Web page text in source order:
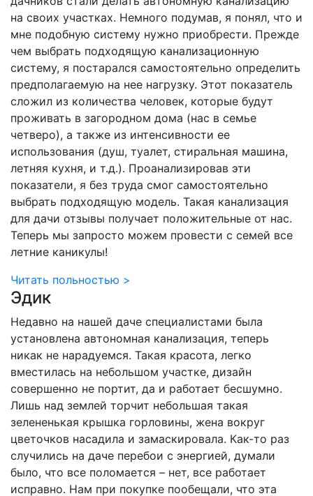
на своих участках. Немного подумав, я понял, что и
мне подобную систему нужно приобрести. Прежде
чем выбрать подходящую канализационную
систему, я постарался самостоятельно определить
предполагаемую на нее нагрузку. Этот показатель
сложил из количества человек, которые будут
проживать в загородном дома (нас в семье
четверо), а также из интенсивности ее
использования (душ, туалет, стиральная машина,
летняя кухня, и т.д.). Проанализировав эти
показатели, я без труда смог самостоятельно
выбрать подходящую модель. Такая канализация
для дачи отзывы получает положительные от нас.
Теперь мы запросто можем провести с семей все
летние каникулы!
Читать польностью >
Эдик
Недавно на нашей даче специалистами была
установлена автономная канализация, теперь
никак не нарадуемся. Такая красота, легко
вместилась на небольшом участке, дизайн
совершенно не портит, да и работает бесшумно.
Лишь над землей торчит небольшая такая
зелененькая крышка горловины, жена вокруг
цветочков насадила и замаскировала. Как-то раз
случились на даче перебои с энергией, думали
было, что все поломается – нет, все работает
исправно. Нам при покупке пообещали, что эта